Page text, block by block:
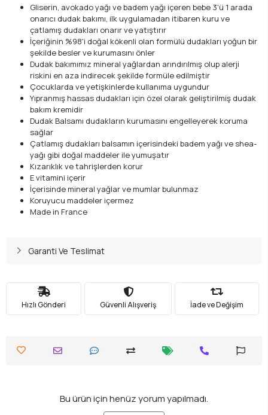
Gliserin, avokado yağı ve badem yağı içeren bebe 3'ü 1 arada
onarıcı dudak bakımı, ilk uygulamadan itibaren kuru ve
çatlamış dudakları onarır ve yatıştırır
İçeriğinin %98'i doğal kökenli olan formülü dudakları yoğun bir
şekilde besler ve kurumasını önler
Dudak bakımımız mineral yağlardan arındırılmış olup alerji
riskini en aza indirecek şekilde formüle edilmiştir
Çocuklarda ve yetişkinlerde kullanıma uygundur
Yıpranmış hassas dudakları için özel olarak geliştirilmiş dudak
bakım kremidir
Dudak Balsamı dudakların kurumasını engelleyerek koruma
sağlar
Çatlamış dudakları balsamın içerisindeki badem yağı ve shea-
yağı gibi doğal maddeler ile yumuşatır
Kızarıklık ve tahrişlerden korur
E vitamini içerir
İçerisinde mineral yağlar ve mumlar bulunmaz
Koruyucu maddeler içermez
Made in France
Garanti Ve Teslimat
Hızlı Gönderi Güvenli Alışveriş İade ve Değişim
Bu ürün için henüz yorum yapılmadı.